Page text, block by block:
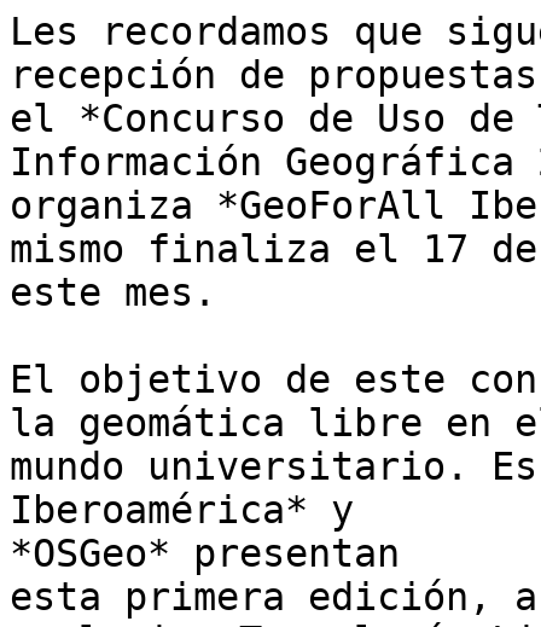
Les recordamos que
recepción de
el *Concurso de Uso
Información Geográfica
organiza *GeoForAll
mismo finaliza el 17 de
este mes.
El objetivo de este
la geomática libre en
mundo universitario.
Iberoamérica* y
*OSGeo* presentan
esta primera edición,